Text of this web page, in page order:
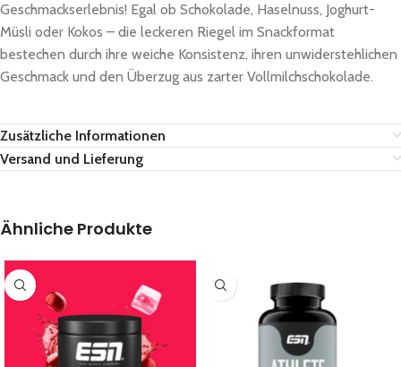
Geschmackserlebnis! Egal ob Schokolade, Haselnuss, Joghurt-
Müsli oder Kokos – die leckeren Riegel im Snackformat
bestechen durch ihre weiche Konsistenz, ihren unwiderstehlichen
Geschmack und den Überzug aus zarter Vollmilchschokolade.
Zusätzliche Informationen
Versand und Lieferung
Ähnliche Produkte